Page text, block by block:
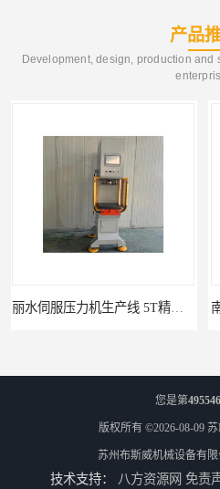
产品
Development, design, production and
您是第495546
版权所有 ©2026-08-09 苏
苏州布斯威机械设备有限
技术支持： 八方资源网 免责